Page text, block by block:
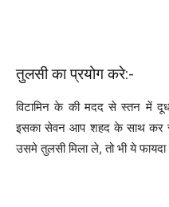
तुलसी का प्रयोग करे:-
विटामिन के की मदद से स्तन में
इसका सेवन आप शहद के साथ कर
उसमे तुलसी मिला ले, तो भी ये फायदा